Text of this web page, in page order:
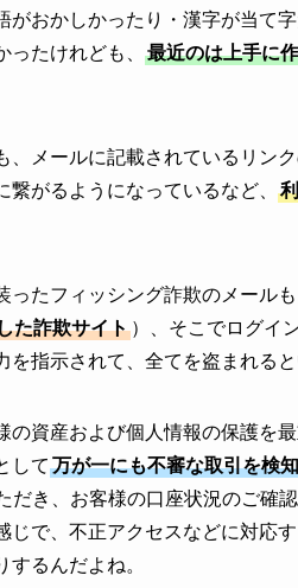
おかしかったり・漢字が当て
たけれども、
最近のは上手に
、メールに記載されているリン
がるようになっているなど、
ったフィッシング詐欺のメール
た詐欺サイト ）、そこでログイ
指示されて、全てを盗まれると
の資産および個人情報の保護を
して 万が一にも不審な取引を検
だき、お客様の口座状況のご確
じで、不正アクセスなどに対応
るんだよね。